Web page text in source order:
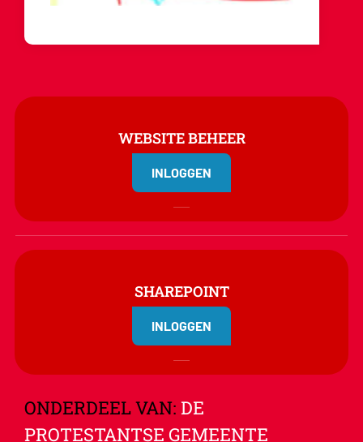
WEBSITE BEHEER
INLOGGEN
SHAREPOINT
INLOGGEN
ONDERDEEL VAN: DE
PROTESTANTSE GEMEENTE